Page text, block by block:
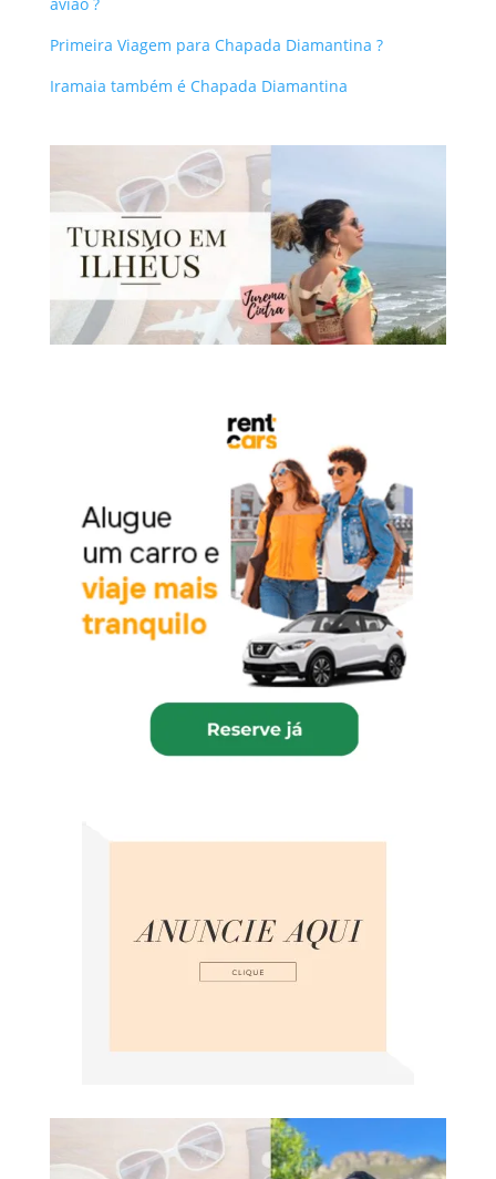
avião ?
Primeira Viagem para Chapada Diamantina ?
Iramaia também é Chapada Diamantina